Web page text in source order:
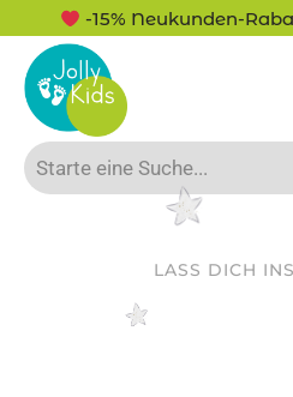
-15% Neukunden-
LASS DICH